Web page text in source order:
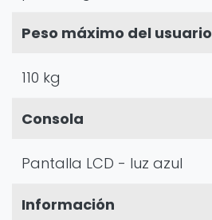
Peso máximo del usuario
110 kg
Consola
Pantalla LCD - luz azul
Información